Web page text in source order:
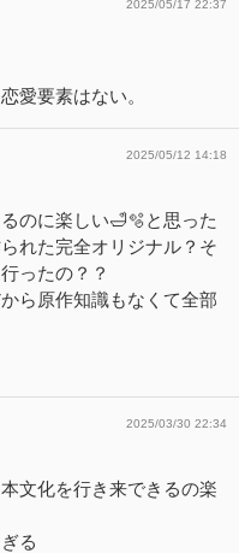
2025/05/17 22:37
愛要素はない。
2025/05/12 14:18
のに楽しい🛁🫧と思った
れた完全オリジナル？そ
ったの？？
ら原作知識もなくて全部
2025/03/30 22:34
文化を行き来できるの楽
る